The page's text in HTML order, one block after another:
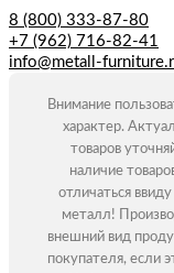
8 (800) 333-87-80
+7 (962) 716-82-41
info@metall-
Внимание
характер.
товаров
наличие
отличаться
металл!
внешний вид
покупателя, если